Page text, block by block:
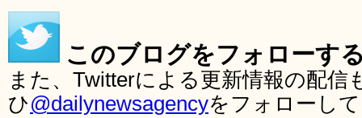
このブログをフォローす
また、Twitterによる更新情報の配
ひ@dailynewsagencyをフォローし